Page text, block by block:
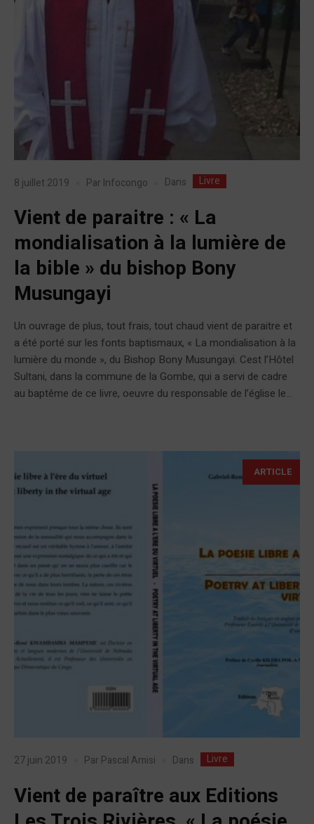
8 juillet 2019 Par Infocongo Dans Livre
Vient de paraitre : « La
mondialisation à la lumière de
la bible » du bishop Bony
Musungayi
Un ouvrage de plus, tout frais, tout chaud vient de paraitre et
a été porté sur les fonts baptismaux, « La mondialisation à la
lumière du monde », du Bishop Bony Musungayi. Cest l’Hôtel
Sultani, dans la commune de la Gombe, qui a servi de cadre
au baptême de ce livre, oeuvre du responsable de l’église le...
ARTICLE
27 juin 2019 Par Pascal Amisi Dans Livre
Vient de paraître aux Editions